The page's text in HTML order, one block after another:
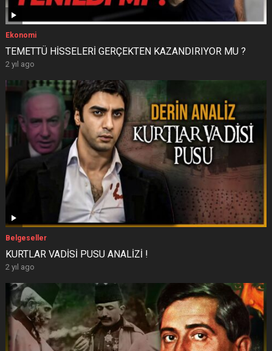
Ekonomi
TEMETTÜ HİSSELERİ GERÇEKTEN KAZANDIRIYOR MU ?
2 yıl ago
Belgeseller
KURTLAR VADİSİ PUSU ANALİZİ !
2 yıl ago